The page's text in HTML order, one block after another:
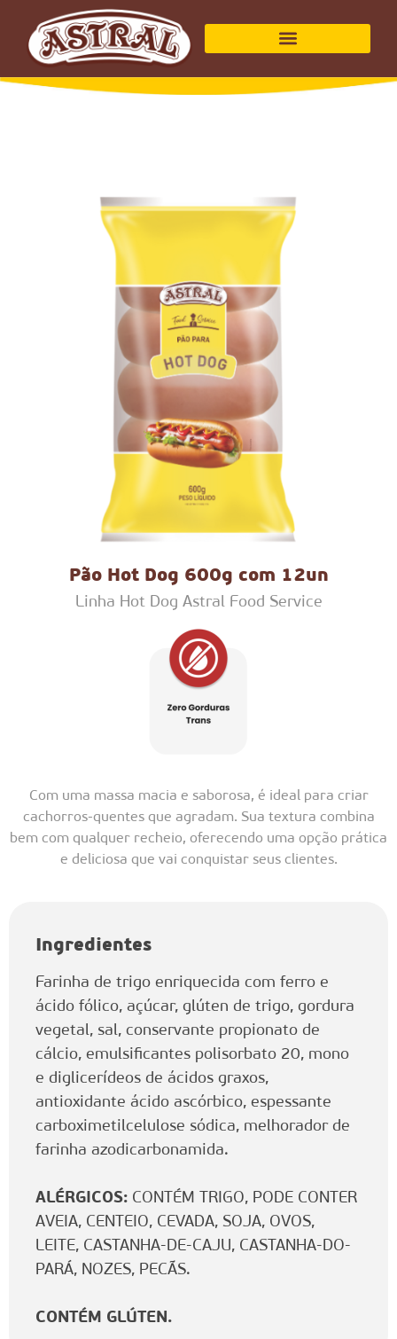
Pão Hot Dog 600g com 12un
Linha Hot Dog Astral Food Service
Com uma massa macia e saborosa, é ideal para criar
cachorros-quentes que agradam. Sua textura combina
bem com qualquer recheio, oferecendo uma opção prática
e deliciosa que vai conquistar seus clientes.
Ingredientes
Farinha de trigo enriquecida com ferro e
ácido fólico, açúcar, glúten de trigo, gordura
vegetal, sal, conservante propionato de
cálcio, emulsificantes polisorbato 20, mono
e diglicerídeos de ácidos graxos,
antioxidante ácido ascórbico, espessante
carboximetilcelulose sódica, melhorador de
farinha azodicarbonamida.
ALÉRGICOS: CONTÉM TRIGO, PODE CONTER
AVEIA, CENTEIO, CEVADA, SOJA, OVOS,
LEITE, CASTANHA-DE-CAJU, CASTANHA-DO-
PARÁ, NOZES, PECÃS.
CONTÉM GLÚTEN.